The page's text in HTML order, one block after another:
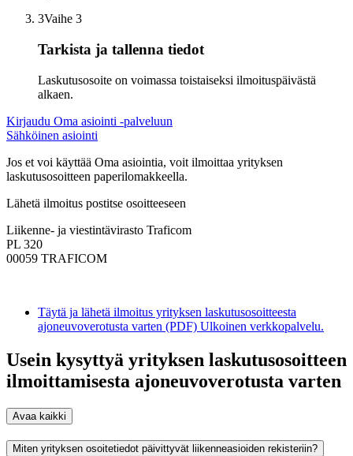
3Vaihe 3
Tarkista ja tallenna tiedot
Laskutusosoite on voimassa toistaiseksi ilmoituspäivästä
alkaen.
Kirjaudu Oma asiointi -palveluun
Sähköinen asiointi
Jos et voi käyttää Oma asiointia, voit ilmoittaa yrityksen
laskutusosoitteen paperilomakkeella.
Lähetä ilmoitus postitse osoitteeseen
Liikenne- ja viestintävirasto Traficom
PL 320
00059 TRAFICOM
Täytä ja lähetä ilmoitus yrityksen laskutusosoitteesta
ajoneuvoverotusta varten (PDF) Ulkoinen verkkopalvelu.
Usein kysyttyä yrityksen laskutusosoitteen
ilmoittamisesta ajoneuvoverotusta varten
Avaa kaikki
Miten yrityksen osoitetiedot päivittyvät liikenneasioiden rekisteriin?